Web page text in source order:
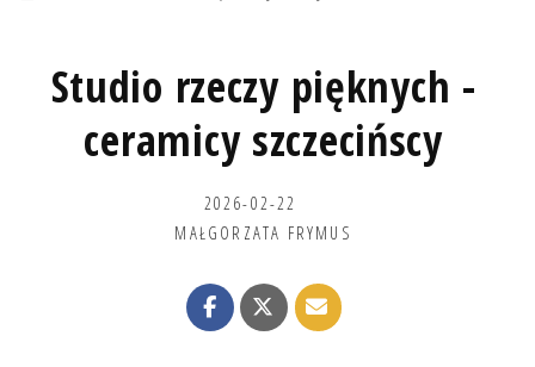
Studio rzeczy pięknych -
ceramicy szczecińscy
2026-02-22
MAŁGORZATA FRYMUS